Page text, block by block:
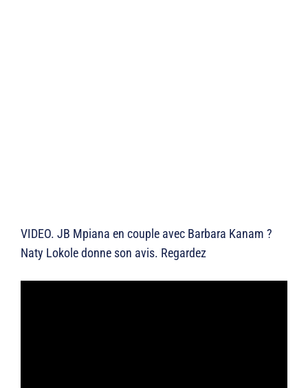
VIDEO. JB Mpiana en couple avec Barbara Kanam ?
Naty Lokole donne son avis. Regardez